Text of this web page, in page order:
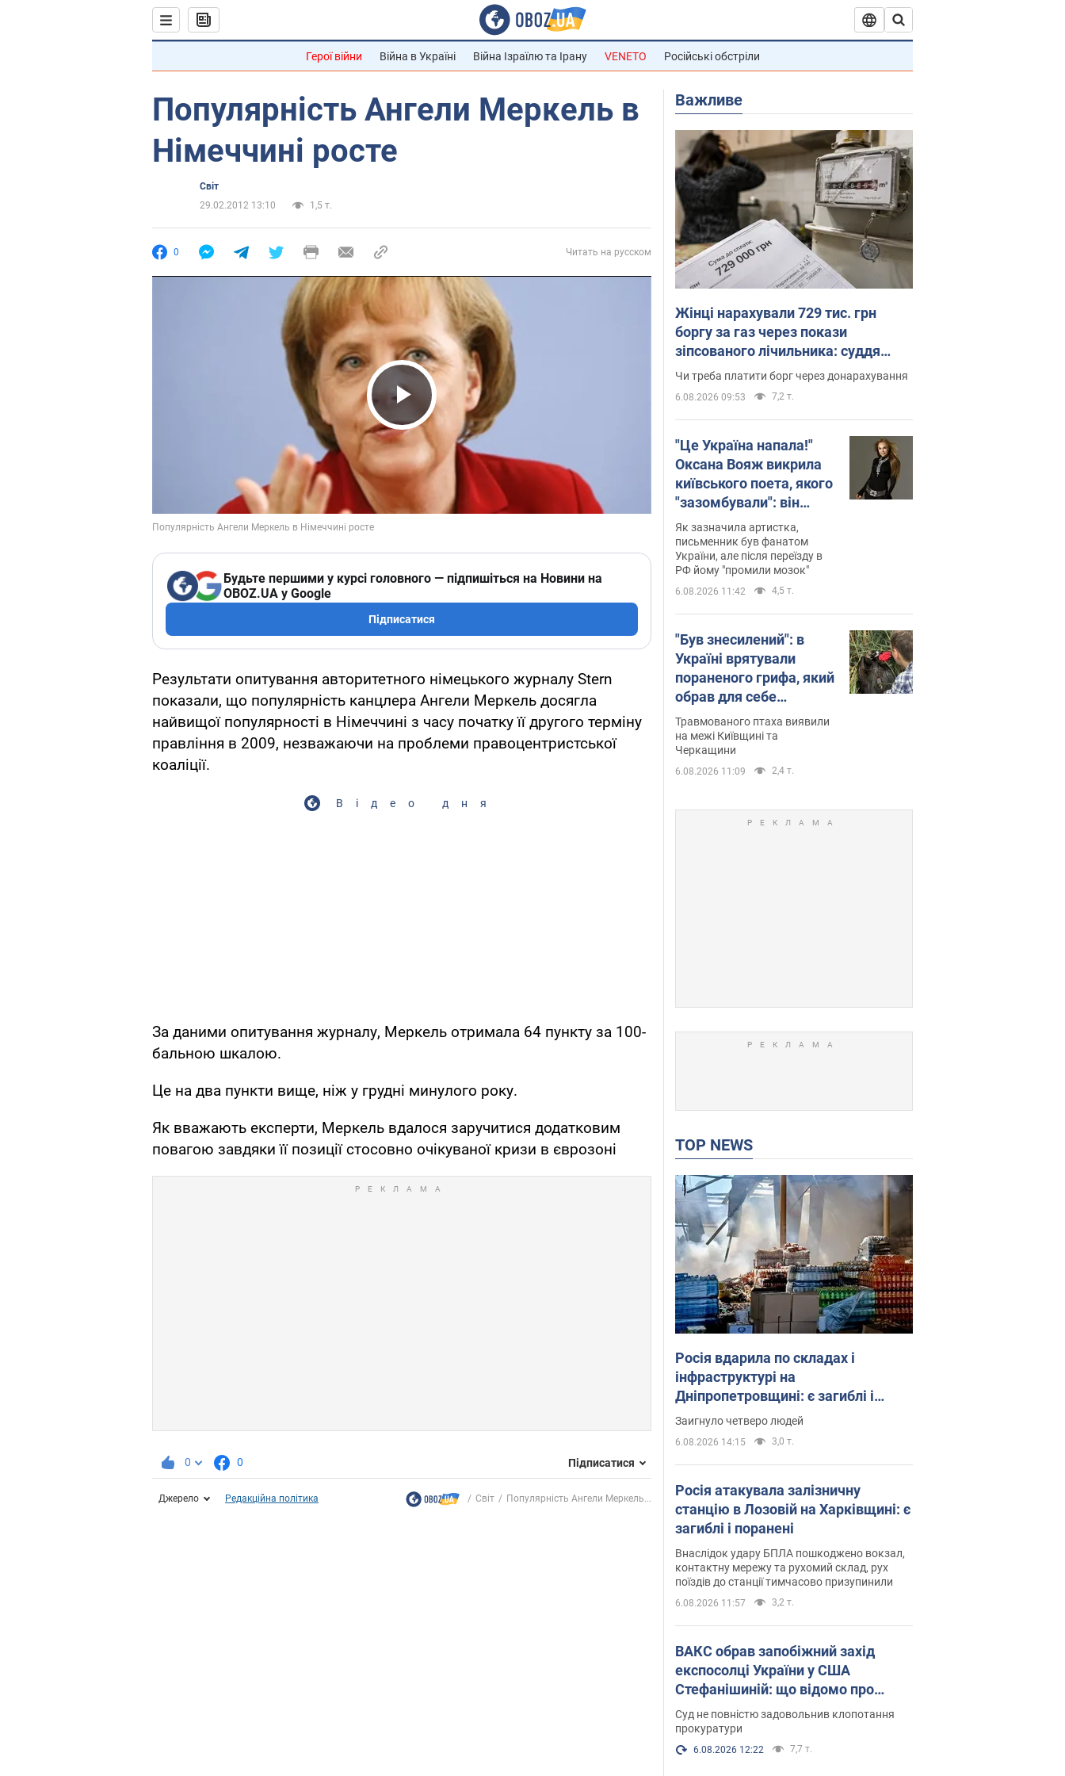
Герої війни Війна в Україні Війна Ізраїлю та Ірану VENETO Російські обстріли
Популярність Ангели Меркель в
Німеччині росте
Світ
29.02.2012 13:10
1,5 т.
0 Читать на русском
Play Video
Будьте першими у курсі головного — підпишіться на Новини на
OBOZ.UA у Google
Підписатися
Результати опитування авторитетного німецького журналу Stern
показали, що популярність канцлера Ангели Меркель досягла
найвищої популярності в Німеччині з часу початку її другого терміну
правління в 2009, незважаючи на проблеми правоцентристської
коаліції.
Відео дня
За даними опитування журналу, Меркель отримала 64 пункту за 100-
бальною шкалою.
Це на два пункти вище, ніж у грудні минулого року.
Як вважають експерти, Меркель вдалося заручитися додатковим
повагою завдяки її позиції стосовно очікуваної кризи в єврозоні
0 0 Підписатися
Джерело Редакційна політика Світ Популярність Ангели Меркель...
Важливе
Жінці нарахували 729 тис. грн
боргу за газ через покази
зіпсованого лічильника: суддя
ухвалив неочікуване рішення
Чи треба платити борг через донарахування
6.08.2026 09:53 7,2 т.
"Це Україна напала!"
Оксана Вояж викрила
київського поета, якого
"зазомбували": він
навіть російської не
знав, а тепер хоче
геноциду українців
Як зазначила артистка,
письменник був фанатом
України, але після переїзду в
РФ йому "промили мозок"
6.08.2026 11:42 4,5 т.
"Був знесилений": в
Україні врятували
пораненого грифа, який
обрав для себе
нетиповий маршрут.
Фото
Травмованого птаха виявили
на межі Київщині та
Черкащини
6.08.2026 11:09 2,4 т.
TOP NEWS
Росія вдарила по складах і
інфраструктурі на
Дніпропетровщині: є загиблі і
поранені. Фото
Заигнуло четверо людей
6.08.2026 14:15 3,0 т.
Росія атакувала залізничну
станцію в Лозовій на Харківщині: є
загиблі і поранені
Внаслідок удару БПЛА пошкоджено вокзал,
контактну мережу та рухомий склад, рух
поїздів до станції тимчасово призупинили
6.08.2026 11:57 3,2 т.
ВАКС обрав запобіжний захід
експосолці України у США
Стефанішиній: що відомо про
справу
Суд не повністю задовольнив клопотання
прокуратури
6.08.2026 12:22 7,7 т.